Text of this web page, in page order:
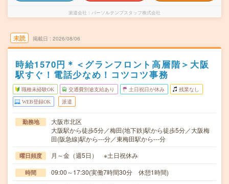
派遣会社 パーソルテンプスタッフ株式会社
未読 掲載日 2026/08/06
時給1570円＊＜グランフロント高層階＞大阪
駅すぐ！電話少なめ！コツコツ事務
職種未経験OK 交通費別途支給あり 土日祝日が休み 残業なし
WEB登録OK 派遣
勤務地
大阪市北区
大阪駅から徒歩5分／梅田(地下鉄)駅から徒歩5分／大阪梅
田(阪急線)駅から---分／東梅田駅から---分
曜日頻度 月～金（週5日） ※土日祝休み
時間 09:00～17:30(実働7時間30分 休憩1時間)